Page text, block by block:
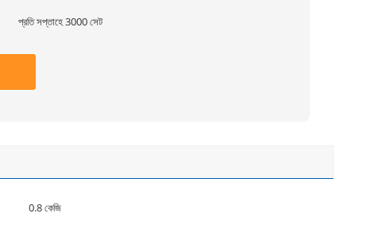
প্রতি সপ্তাহে 3000 সেট
0.8 কেজি